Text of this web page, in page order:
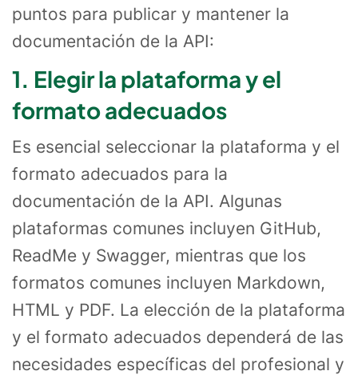
puntos para publicar y mantener la
documentación de la API:
1. Elegir la plataforma y el
formato adecuados
Es esencial seleccionar la plataforma y el
formato adecuados para la
documentación de la API. Algunas
plataformas comunes incluyen GitHub,
ReadMe y Swagger, mientras que los
formatos comunes incluyen Markdown,
HTML y PDF. La elección de la plataforma
y el formato adecuados dependerá de las
necesidades específicas del profesional y